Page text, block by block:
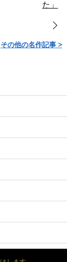
た」
その他の名作記事 >